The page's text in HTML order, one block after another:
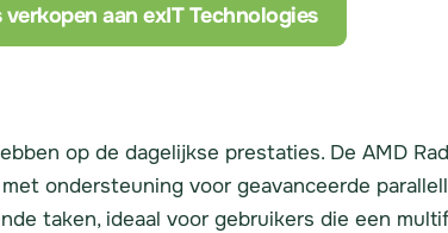
verkopen aan exIT Technologies
op de dagelijkse prestaties. De AMD
ondersteuning voor geavanceerde
taken, ideaal voor gebruikers die een